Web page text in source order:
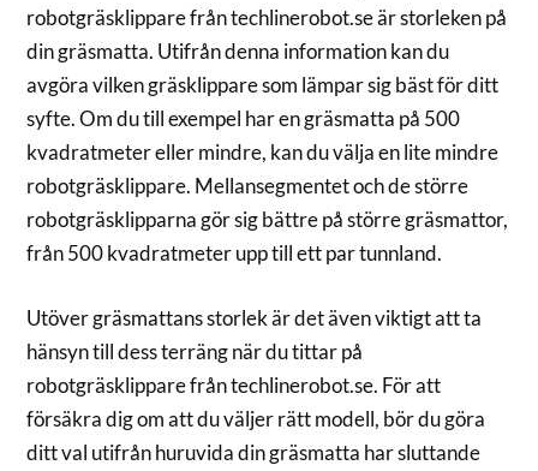
robotgräsklippare från techlinerobot.se är storleken på
din gräsmatta. Utifrån denna information kan du
avgöra vilken gräsklippare som lämpar sig bäst för ditt
syfte. Om du till exempel har en gräsmatta på 500
kvadratmeter eller mindre, kan du välja en lite mindre
robotgräsklippare. Mellansegmentet och de större
robotgräsklipparna gör sig bättre på större gräsmattor,
från 500 kvadratmeter upp till ett par tunnland.
Utöver gräsmattans storlek är det även viktigt att ta
hänsyn till dess terräng när du tittar på
robotgräsklippare från techlinerobot.se. För att
försäkra dig om att du väljer rätt modell, bör du göra
ditt val utifrån huruvida din gräsmatta har sluttande